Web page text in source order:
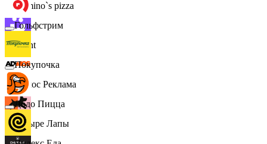
Domino`s pizza
Urent
Эдмос Реклама
Четыре Лапы
Гольфстрим
Покупочка
Додо Пицца